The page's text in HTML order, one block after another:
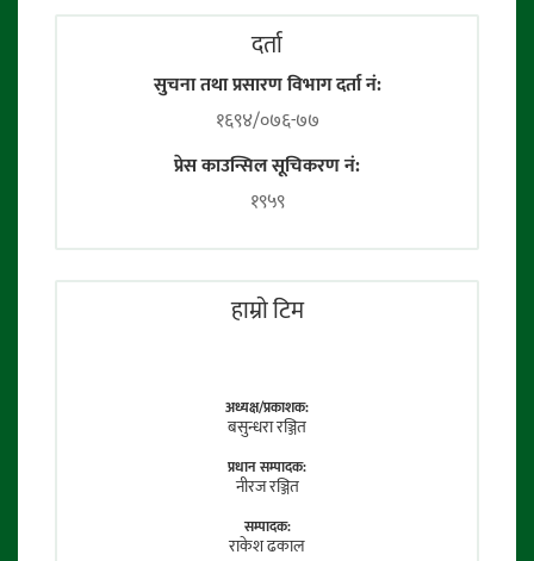
दर्ता
सुचना तथा प्रसारण विभाग दर्ता नं:
१६९४/०७६-७७
प्रेस काउन्सिल सूचिकरण नं:
१९५९
हाम्राे टिम
अध्यक्ष/प्रकाशक:
बसुन्धरा रञ्जित
प्रधान सम्पादक:
नीरज रञ्जित
सम्पादक:
राकेश ढकाल